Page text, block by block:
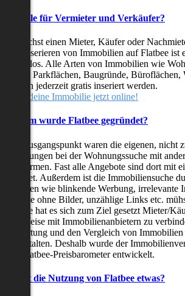
Vorteile für Vermieter und Verkäufer?
Du suchst einen Mieter, Käufer oder
Das Inserieren von Immobilien auf Flatbee ist
kostenlos. Alle Arten von Immobilien wie
Villen, Parkflächen, Baugründe,
können jederzeit gratis inseriert werden.
Stelle deine Immobilie jetzt online!
Warum wurde Flatbee gegründet?
Der Ausgangspunkt waren die eigenen, nicht
Erfahrungen bei der Wohnungssuche mit
Plattformen. Fast alle Angebote sind dort mit
behaftet. Außerdem ist die Immobiliensuche
Faktoren wie blinkende Werbung, irrelevante
Inserate ohne Bilder, unzählige Links etc.
Flatbee hat es sich zum Ziel gesetzt Mieter/
und Weise mit Immobilienanbietern zu
Bewertung und den Vergleich von
zu gestalten. Deshalb wurde der
und Flatbee-Preisbarometer entwickelt.
Kostet die Nutzung von Flatbee etwas?